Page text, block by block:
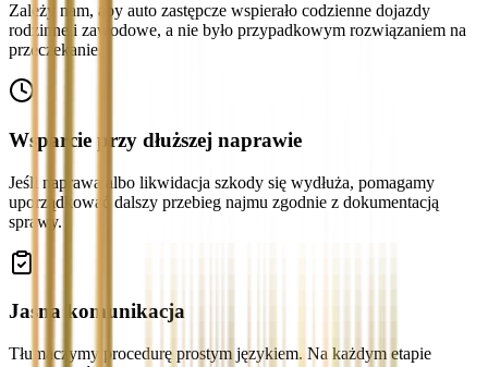
Zależy nam, aby auto zastępcze wspierało codzienne dojazdy
rodzinne i zawodowe, a nie było przypadkowym rozwiązaniem na
przeczekanie.
Wsparcie przy dłuższej naprawie
Jeśli naprawa albo likwidacja szkody się wydłuża, pomagamy
uporządkować dalszy przebieg najmu zgodnie z dokumentacją
sprawy.
Jasna komunikacja
Tłumaczymy procedurę prostym językiem. Na każdym etapie